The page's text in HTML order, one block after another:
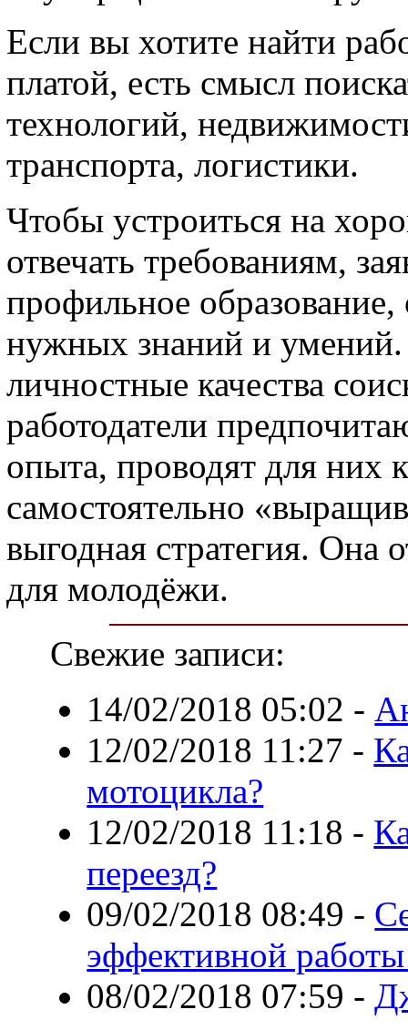
Если вы хотите найти
платой, есть смысл
технологий,
транспорта, логистики.
Чтобы устроиться на
отвечать требованиям,
профильное
нужных знаний и
личностные качества
работодатели
опыта, проводят для них
самостоятельно
выгодная стратегия. Она
для молодёжи.
Свежие записи:
14/02/2018 05:02 -
12/02/2018 11:27 -
мотоцикла?
12/02/2018 11:18 -
переезд?
09/02/2018 08:49 -
эффективной
08/02/2018 07:59 -